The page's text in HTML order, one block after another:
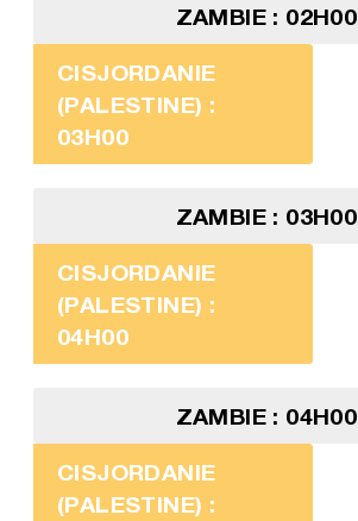
ZAMBIE : 02H00
CISJORDANIE
(PALESTINE) :
03H00
ZAMBIE : 03H00
CISJORDANIE
(PALESTINE) :
04H00
ZAMBIE : 04H00
CISJORDANIE
(PALESTINE) :